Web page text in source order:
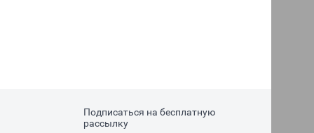
Подписаться на бесплатную
рассылку